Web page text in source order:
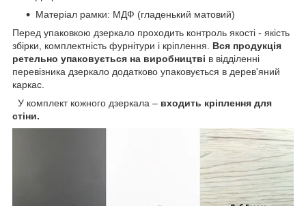
Матеріал рамки: МДФ (гладенький матовий)
Перед упаковкою дзеркало проходить контроль якості - якість
збірки, комплектність фурнітури і кріплення. Вся продукція
ретельно упаковується на виробництві в відділенні
перевізника дзеркало додатково упаковується в дерев'яний
каркас.
У комплект кожного дзеркала – входить кріплення для
стіни.